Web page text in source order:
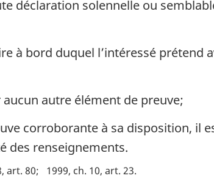
déclaration solennelle ou
à bord duquel l’intéressé prétend
autre élément de preuve;
corroborante à sa disposition, il
des renseignements.
art. 80 1999, ch. 10, art. 23